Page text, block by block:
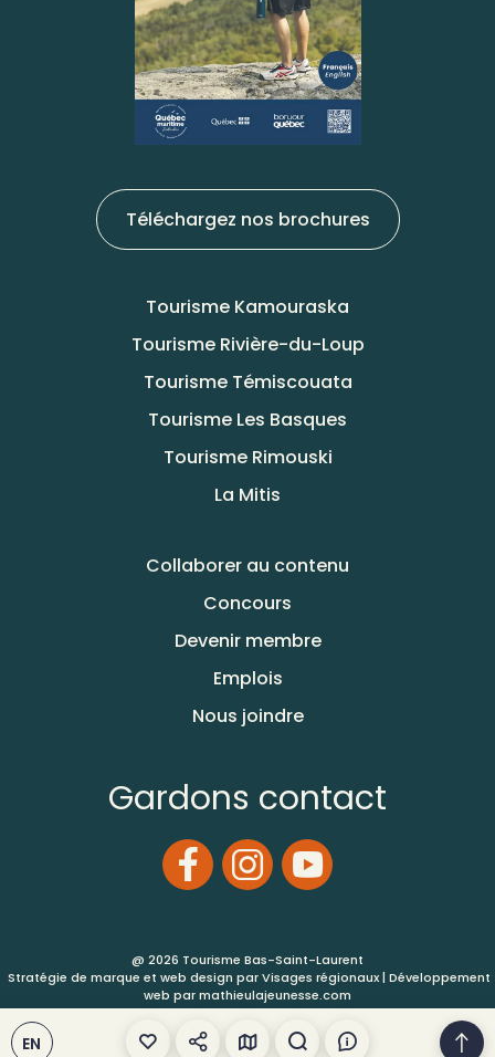
EN
Téléchargez nos brochures
Tourisme Kamouraska
Tourisme Rivière-du-Loup
Tourisme Témiscouata
Tourisme Les Basques
Tourisme Rimouski
La Mitis
Collaborer au contenu
Concours
Devenir membre
Emplois
Nous joindre
Gardons contact
@ 2026 Tourisme Bas-Saint-Laurent
Stratégie de marque et web design parVisages régionaux| Développement
web parmathieulajeunesse.com
Conditions d’utilisation